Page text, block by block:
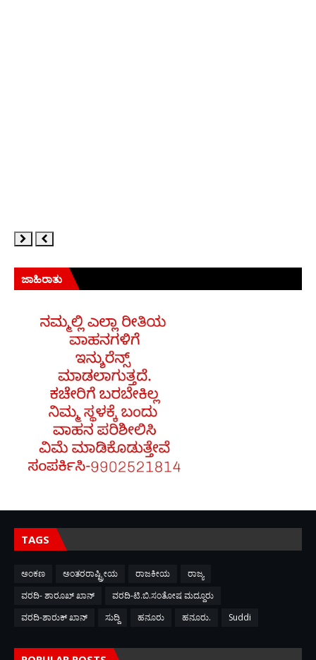
ಜಾಹಿರಾತು
TAGS
ಅಂಕಣ ಅಂತರರಾಷ್ಟ್ರೀಯ ರಾಜಕೀಯ
ರಾಜ್ಯ
ವರದಿ- ಶಾರೂಖ್ ಖಾನ್
ವರದಿ-ಟಿ.ಬಿ.ಸಂತೋಷ ಮದ್ದೂರು
ವರದಿ-ಶಾರುಕ್ ಖಾನ್
ಸುದ್ದಿ ಹನೂರು ಹನೂರು. Suddi